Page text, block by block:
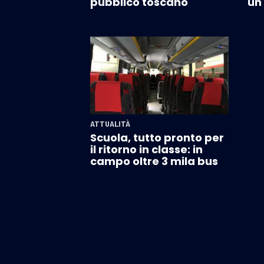
ATTUALITÀ
Scuola, tutto pronto per
il ritorno in classe: in
campo oltre 3 mila bus